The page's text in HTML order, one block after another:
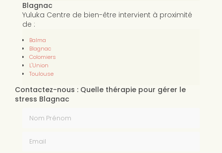
Blagnac
Yuluka Centre de bien-être intervient à proximité
de :
Balma
Blagnac
Colomiers
L'Union
Toulouse
Contactez-nous : Quelle thérapie pour gérer le
stress Blagnac